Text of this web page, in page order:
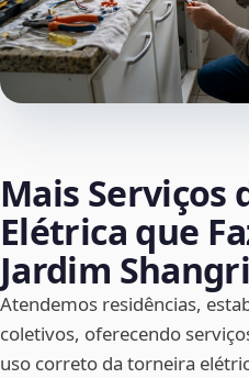
Mais Serviços
Elétrica que
Jardim
Atendemos residências,
coletivos, oferecendo
uso correto da torneira